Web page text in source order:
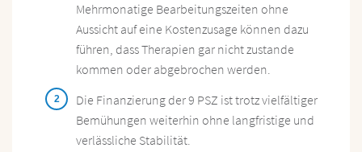
Mehrmonatige Bearbeitungszeiten ohne
Aussicht auf eine Kostenzusage können dazu
führen, dass Therapien gar nicht zustande
kommen oder abgebrochen werden.
Die Finanzierung der 9 PSZ ist trotz vielfältiger
Bemühungen weiterhin ohne langfristige und
verlässliche Stabilität.